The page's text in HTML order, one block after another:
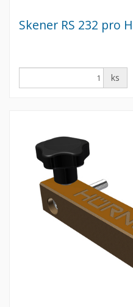
Skener RS 232 pro
ks